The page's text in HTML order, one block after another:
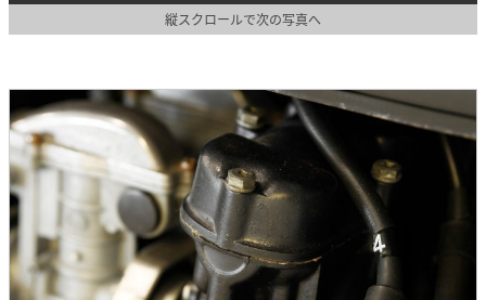
縦スクロールで次の写真へ